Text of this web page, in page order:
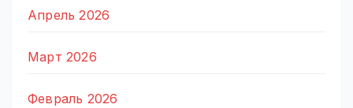
Апрель 2026
Март 2026
Февраль 2026